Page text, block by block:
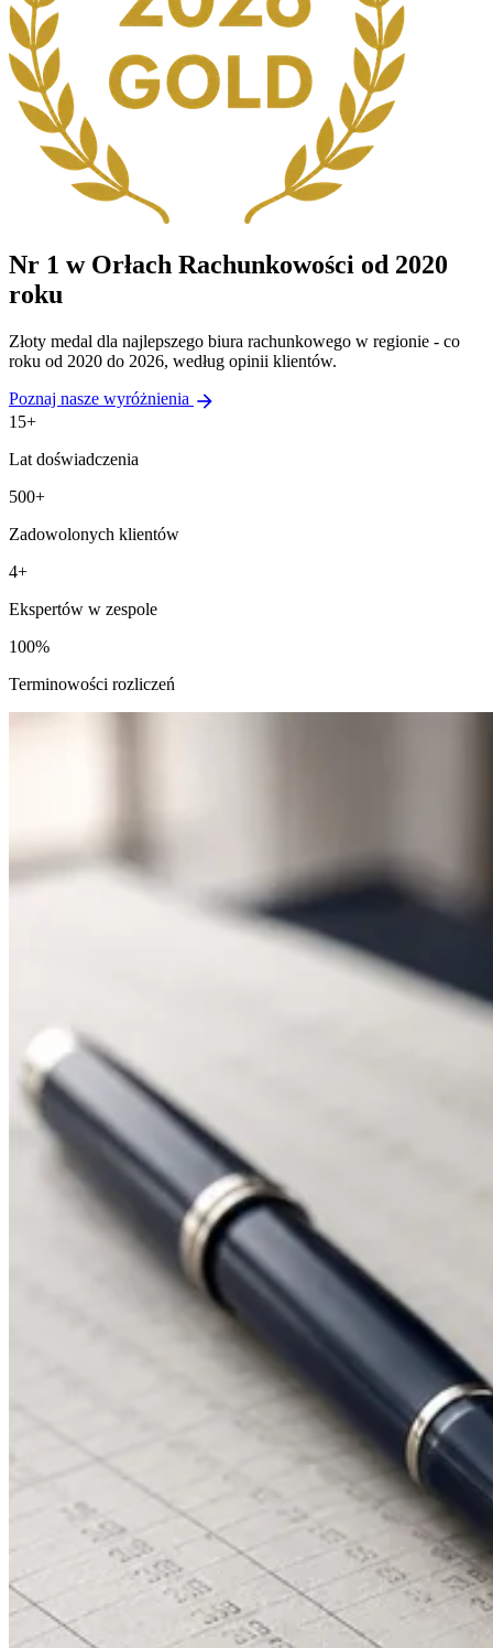
Nr 1 w Orłach Rachunkowości od 2020
roku
Złoty medal dla najlepszego biura rachunkowego w regionie - co
roku od 2020 do 2026, według opinii klientów.
Poznaj nasze wyróżnienia arrow_forward
15+
Lat doświadczenia
500+
Zadowolonych klientów
4+
Ekspertów w zespole
100%
Terminowości rozliczeń